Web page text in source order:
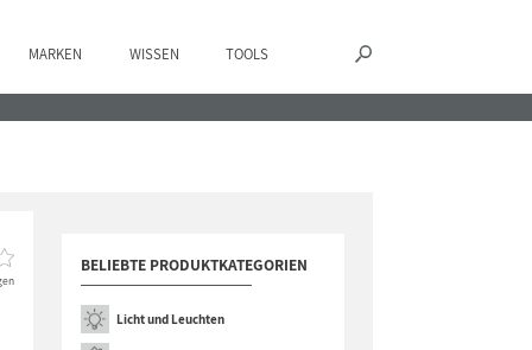
MARKEN WISSEN TOOLS
BELIEBTE PRODUKTKATEGORIEN
Licht und Leuchten